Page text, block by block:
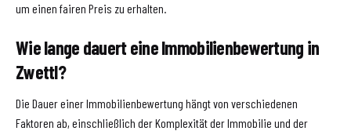
um einen fairen Preis zu erhalten.
Wie lange dauert eine Immobilienbewertung in
Zwettl?
Die Dauer einer Immobilienbewertung hängt von verschiedenen
Faktoren ab, einschließlich der Komplexität der Immobilie und der